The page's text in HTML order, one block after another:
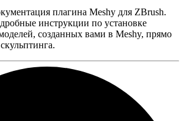
плагина Meshy для ZBrush.
инструкции по установке
созданных вами в Meshy, прямо